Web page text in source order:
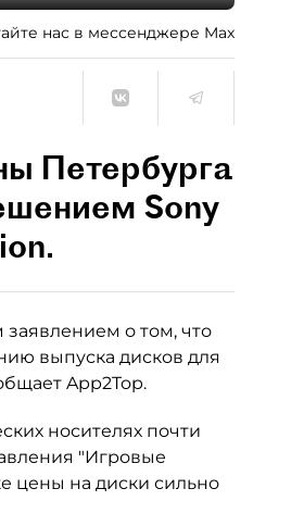
нас в мессенджере Max
Петербурга
Sony
о том, что
выпуска дисков для
App2Top.
носителях почти
"Игровые
цены на диски сильно